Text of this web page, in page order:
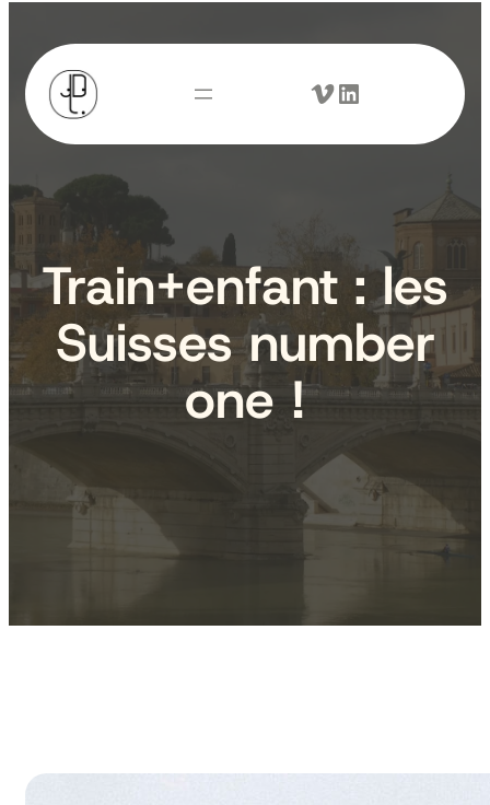
Aller
au
contenu
Vimeo LinkedIn
Train+enfant : les
Suisses number
one !